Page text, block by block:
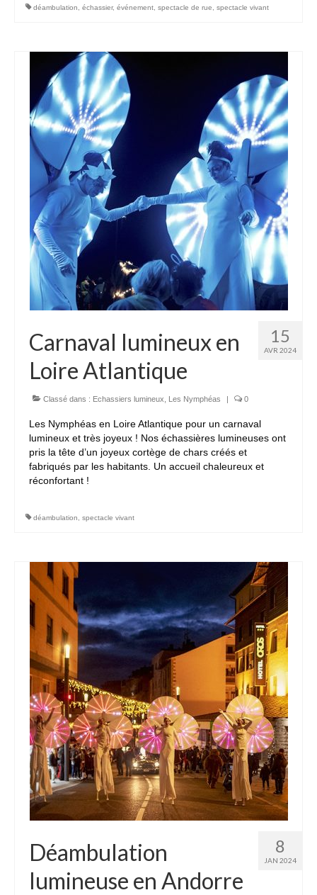
déambulation échassier, événement spectacle de rue spectacle vivant
15
AVR 2024
Carnaval lumineux en
Loire Atlantique
Classé dans : Echassiers lumineux Les Nymphéas | 0
Les Nymphéas en Loire Atlantique pour un carnaval
lumineux et très joyeux ! Nos échassières lumineuses ont
pris la tête d’un joyeux cortège de chars créés et
fabriqués par les habitants. Un accueil chaleureux et
réconfortant !
déambulation spectacle vivant
8
JAN 2024
Déambulation
lumineuse en Andorre